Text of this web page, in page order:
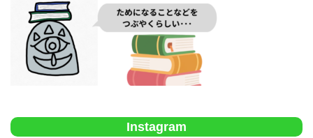
Instagram